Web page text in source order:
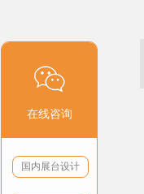
在线咨询
国内展台设计